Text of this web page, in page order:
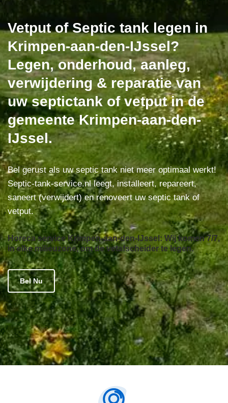
Vetput of Septic tank legen in
Krimpen-aan-den-IJssel?
Legen, onderhoud, aanleg,
verwijdering & reparatie van
uw septictank of vetput in de
gemeente Krimpen-aan-den-
IJssel.
Bel gerust als uw septic tank niet meer optimaal werkt!
Septic-tank-service.nl leegt, installeert, repareert,
saneert (verwijdert) en renoveert uw septic tank of
vetput.
Horeca service Krimpen-aan-den-IJssel: Wij komen 7/7,
in elke milieuzone, om de vetafscheider te legen.
Bel Nu